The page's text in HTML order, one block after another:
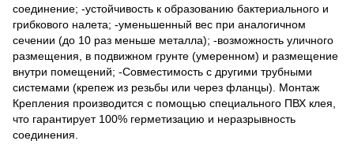
соединение; -устойчивость к образованию бактериального и
грибкового налета; -уменьшенный вес при аналогичном
сечении (до 10 раз меньше металла); -возможность уличного
размещения, в подвижном грунте (умеренном) и размещение
внутри помещений; -Совместимость с другими трубными
системами (крепеж из резьбы или через фланцы). Монтаж
Крепления производится с помощью специального ПВХ клея,
что гарантирует 100% герметизацию и неразрывность
соединения.